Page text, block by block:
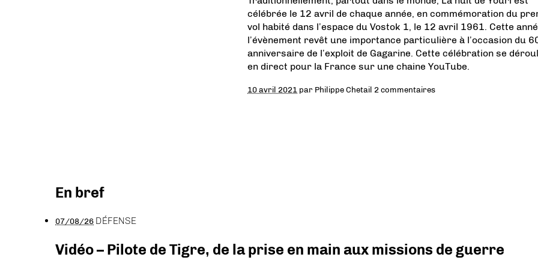
célébrée le 12 avril de chaque année, en commémoration du
vol habité dans l’espace du Vostok 1, le 12 avril 1961. Cette
l’évènement revêt une importance particulière à l’occasion du
anniversaire de l’exploit de Gagarine. Cette célébration se
en direct pour la France sur une chaine YouTube.
10 avril 2021 par Philippe Chetail 2 commentaires
En bref
07/08/26 DÉFENSE
Vidéo – Pilote de Tigre, de la prise en main aux missions de guerre